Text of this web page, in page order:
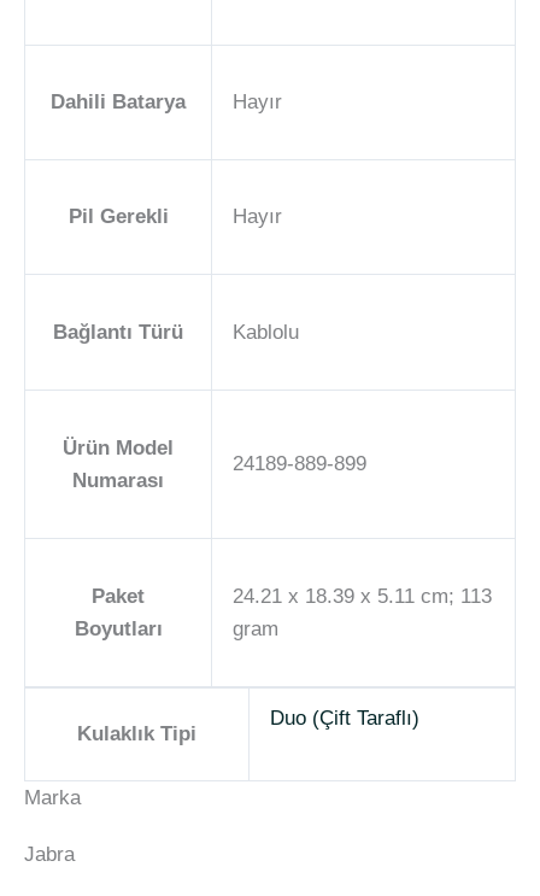
Dahili Batarya ‎Hayır
Pil Gerekli ‎Hayır
Bağlantı Türü ‎Kablolu
Ürün Model
Numarası
‎24189-889-899
Paket
Boyutları
‎24.21 x 18.39 x 5.11 cm; 113
gram
Kulaklık Tipi
Duo (Çift Taraflı)
Marka
Jabra